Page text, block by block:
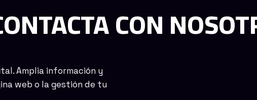
CON
Amplia información y
web o la gestión de tu